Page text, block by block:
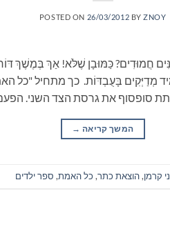
POSTED ON 26/03/2012 BYZNOY
חֲמוּדִים? כַּמּוּבָן שֶׁלֹּא! אַךְ בְּמֶשֶׁךְ
מְדַיְּקִים בָּעֻבְדּוֹת. כך מתחיל "כל
סופסוף את גרסת הצד השני.
המשך קריאה →
קרמן,הוצאת כתר, כל האמת, ספר ילדים